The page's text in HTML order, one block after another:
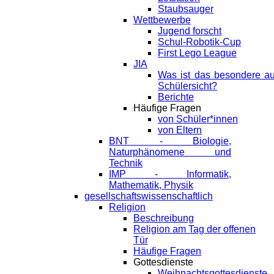
Staubsauger
Wettbewerbe
Jugend forscht
Schul-Robotik-Cup
First Lego League
JIA
Was ist das besondere
Schülersicht?
Berichte
Häufige Fragen
von Schüler*innen
von Eltern
BNT - Biologie,
Naturphänomene und
Technik
IMP - Informatik,
Mathematik, Physik
gesellschaftswissenschaftlich
Religion
Beschreibung
Religion am Tag der offenen
Tür
Häufige Fragen
Gottesdienste